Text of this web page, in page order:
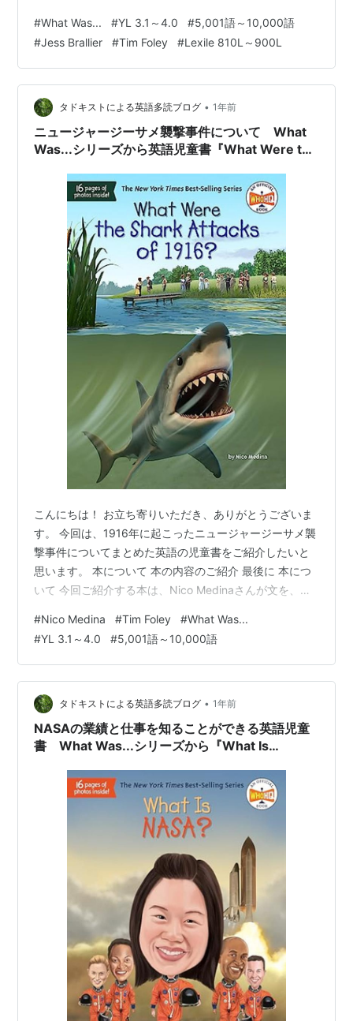
Bombing of Hiroshima?』です。 元々は、アメリカの子
ども向けに書かれた本ですが、日本でも多読用として人
気のあるシリーズです。 YL 2.8～3.8程度 語数は7,162語
Lexile: 870L シリーズ：What Was...の…
#What Was... #YL 3.1～4.0 #5,001語～10,000語
#Jess Brallier #Tim Foley #Lexile 810L～900L
タドキストによる英語多読ブログ • 1年前
ニュージャージーサメ襲撃事件について What
Was...シリーズから英語児童書『What Were the
こんにちは！ お立ち寄りいただき、ありがとうございま
す。 今回は、1916年に起こったニュージャージーサメ襲
撃事件についてまとめた英語の児童書をご紹介したいと
思います。 本について 本の内容のご紹介 最後に 本につ
いて 今回ご紹介する本は、Nico Medinaさんが文を、
Were the Shark Attacks of 1916?』です。 元々は、アメ
リカの子ども向けに書かれた本ですが、日本でも多読用
として人気のあるシリーズです。 YL 2.8～3.8程度 語数
は8,770語 シリーズ：What Was...の本です。 Wha…
#Nico Medina #Tim Foley #What Was...
#YL 3.1～4.0 #5,001語～10,000語
タドキストによる英語多読ブログ • 1年前
NASAの業績と仕事を知ることができる英語児童
書 What Was...シリーズから『What Is